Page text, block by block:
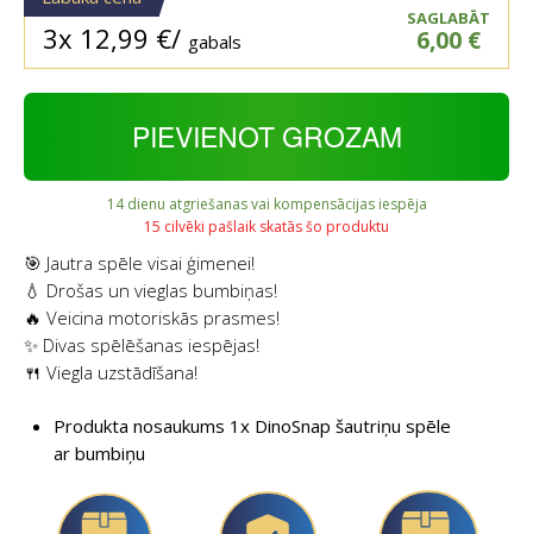
3x 12,99 €/ gabals
SAGLABĀT
6,00 €
PIEVIENOT GROZAM
14 dienu atgriešanas vai kompensācijas iespēja
15 cilvēki pašlaik skatās šo produktu
🎯 Jautra spēle visai ģimenei!
💧 Drošas un vieglas bumbiņas!
🔥 Veicina motoriskās prasmes!
✨ Divas spēlēšanas iespējas!
🍴 Viegla uzstādīšana!
Produkta nosaukums 1x DinoSnap šautriņu spēle
ar bumbiņu